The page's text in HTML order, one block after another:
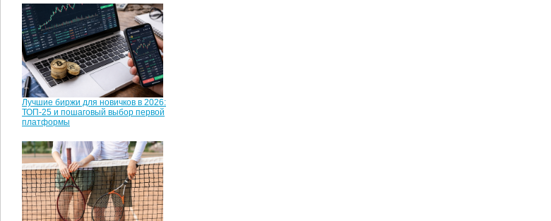
Лучшие биржи для новичков в 2026:
ТОП-25 и пошаговый выбор первой
платформы